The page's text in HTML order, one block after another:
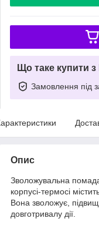
Що таке купити
Замовлення під
Опис
Зволожувальна
корпусі-термосі
Вона зволожує,
довготривалу дії.